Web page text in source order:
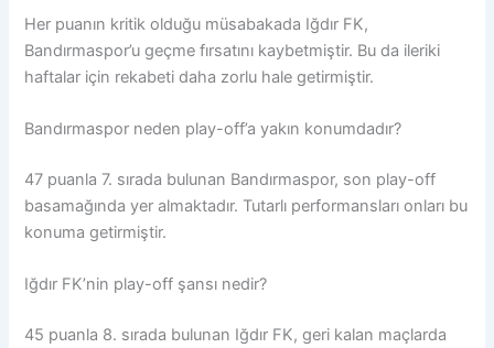
Her puanın kritik olduğu müsabakada Iğdır FK,
Bandırmaspor’u geçme fırsatını kaybetmiştir. Bu da ileriki
haftalar için rekabeti daha zorlu hale getirmiştir.
Bandırmaspor neden play-off’a yakın konumdadır?
47 puanla 7. sırada bulunan Bandırmaspor, son play-off
basamağında yer almaktadır. Tutarlı performansları onları bu
konuma getirmiştir.
Iğdır FK’nin play-off şansı nedir?
45 puanla 8. sırada bulunan Iğdır FK, geri kalan maçlarda